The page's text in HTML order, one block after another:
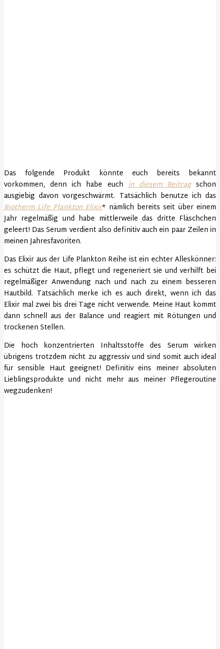
Das folgende Produkt könnte euch bereits bekannt
vorkommen, denn ich habe euchin diesem Beitragschon
ausgiebig davon vorgeschwärmt. Tatsächlich benutze ich das
Biotherm Life Plankton Elixir* nämlich bereits seit über einem
Jahr regelmäßig und habe mittlerweile das dritte Fläschchen
geleert! Das Serum verdient also definitiv auch ein paar Zeilen in
meinen Jahresfavoriten.
Das Elixir aus der Life Plankton Reihe ist ein echter Alleskönner:
es schützt die Haut, pflegt und regeneriert sie und verhilft bei
regelmäßiger Anwendung nach und nach zu einem besseren
Hautbild. Tatsächlich merke ich es auch direkt, wenn ich das
Elixir mal zwei bis drei Tage nicht verwende. Meine Haut kommt
dann schnell aus der Balance und reagiert mit Rötungen und
trockenen Stellen.
Die hoch konzentrierten Inhaltsstoffe des Serum wirken
übrigens trotzdem nicht zu aggressiv und sind somit auch ideal
für sensible Haut geeignet! Definitiv eins meiner absoluten
Lieblingsprodukte und nicht mehr aus meiner Pflegeroutine
wegzudenken!